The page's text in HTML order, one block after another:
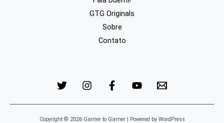
GTG Originals
Sobre
Contato
Copyright © 2026 Gamer to Gamer | Powered by WordPress